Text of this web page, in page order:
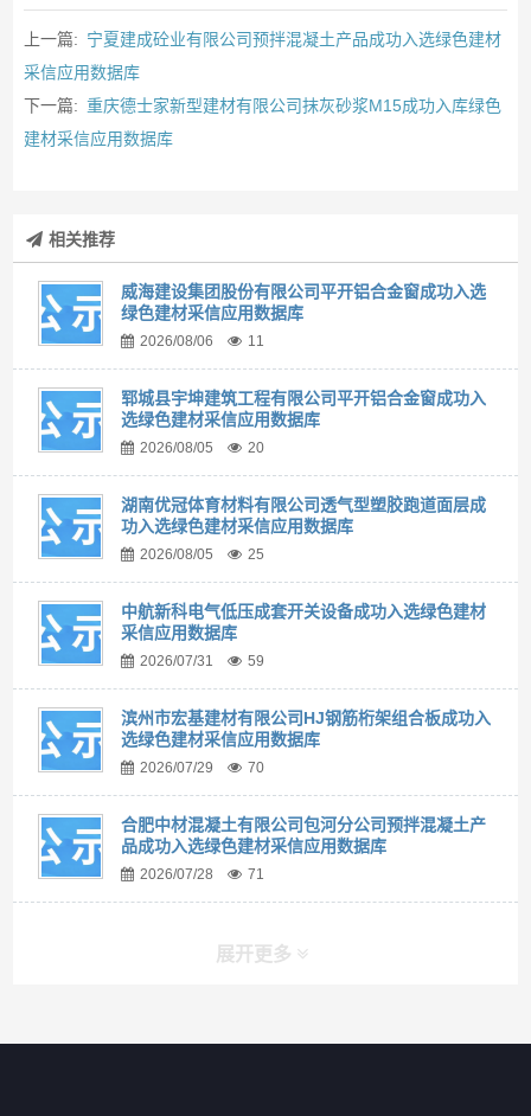
上一篇: 宁夏建成砼业有限公司预拌混凝土产品成功入选绿色建材
采信应用数据库
下一篇: 重庆德士家新型建材有限公司抹灰砂浆M15成功入库绿色
建材采信应用数据库
相关推荐
威海建设集团股份有限公司平开铝合金窗成功入选
绿色建材采信应用数据库
2026/08/06 11
郓城县宇坤建筑工程有限公司平开铝合金窗成功入
选绿色建材采信应用数据库
2026/08/05 20
湖南优冠体育材料有限公司透气型塑胶跑道面层成
功入选绿色建材采信应用数据库
2026/08/05 25
中航新科电气低压成套开关设备成功入选绿色建材
采信应用数据库
2026/07/31 59
滨州市宏基建材有限公司HJ钢筋桁架组合板成功入
选绿色建材采信应用数据库
2026/07/29 70
合肥中材混凝土有限公司包河分公司预拌混凝土产
品成功入选绿色建材采信应用数据库
2026/07/28 71
展开更多